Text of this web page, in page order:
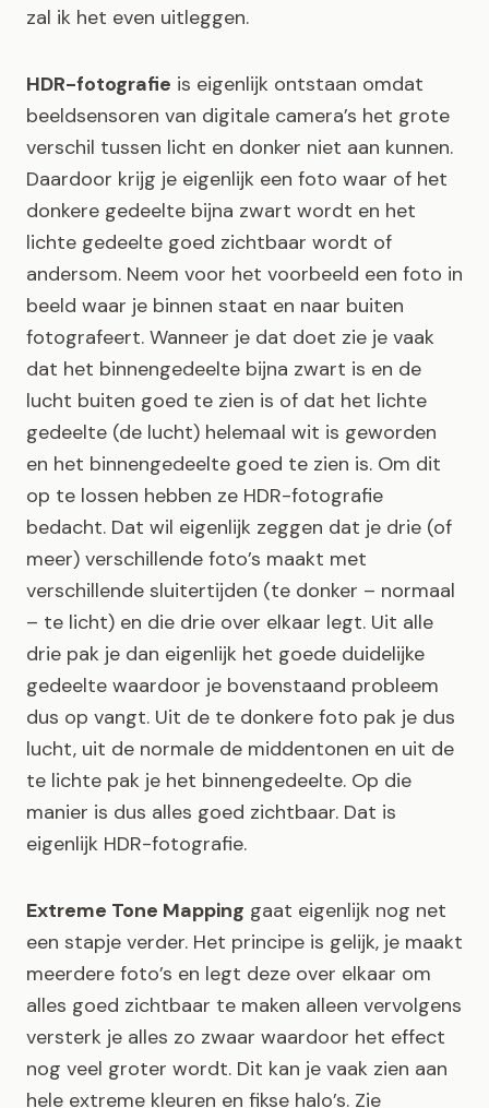
zal ik het even uitleggen.
HDR-fotografie is eigenlijk ontstaan omdat
beeldsensoren van digitale camera’s het grote
verschil tussen licht en donker niet aan kunnen.
Daardoor krijg je eigenlijk een foto waar of het
donkere gedeelte bijna zwart wordt en het
lichte gedeelte goed zichtbaar wordt of
andersom. Neem voor het voorbeeld een foto in
beeld waar je binnen staat en naar buiten
fotografeert. Wanneer je dat doet zie je vaak
dat het binnengedeelte bijna zwart is en de
lucht buiten goed te zien is of dat het lichte
gedeelte (de lucht) helemaal wit is geworden
en het binnengedeelte goed te zien is. Om dit
op te lossen hebben ze HDR-fotografie
bedacht. Dat wil eigenlijk zeggen dat je drie (of
meer) verschillende foto’s maakt met
verschillende sluitertijden (te donker – normaal
– te licht) en die drie over elkaar legt. Uit alle
drie pak je dan eigenlijk het goede duidelijke
gedeelte waardoor je bovenstaand probleem
dus op vangt. Uit de te donkere foto pak je dus
lucht, uit de normale de middentonen en uit de
te lichte pak je het binnengedeelte. Op die
manier is dus alles goed zichtbaar. Dat is
eigenlijk HDR-fotografie.
Extreme Tone Mapping gaat eigenlijk nog net
een stapje verder. Het principe is gelijk, je maakt
meerdere foto’s en legt deze over elkaar om
alles goed zichtbaar te maken alleen vervolgens
versterk je alles zo zwaar waardoor het effect
nog veel groter wordt. Dit kan je vaak zien aan
hele extreme kleuren en fikse halo’s. Zie